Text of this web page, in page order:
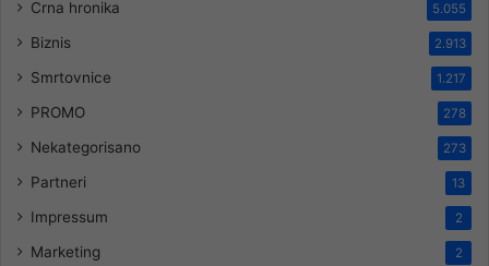
Crna hronika 5.055
Biznis 2.913
Smrtovnice 1.217
PROMO 278
Nekategorisano 273
Partneri 13
Impressum 2
Marketing 2